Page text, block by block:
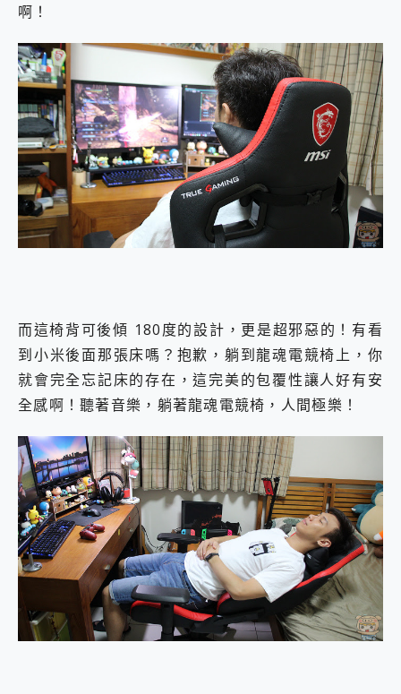
啊！
而這椅背可後傾 180度的設計，更是超邪惡的！有看
到小米後面那張床嗎？抱歉，躺到龍魂電競椅上，你
就會完全忘記床的存在，這完美的包覆性讓人好有安
全感啊！聽著音樂，躺著龍魂電競椅，人間極樂！